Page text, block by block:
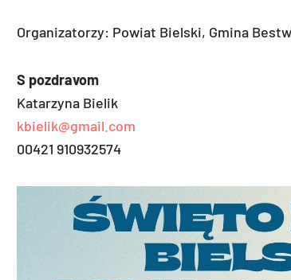
Organizatorzy: Powiat Bielski, Gmina
S pozdravom
Katarzyna Bielik
kbielik@gmail.com
00421 910932574